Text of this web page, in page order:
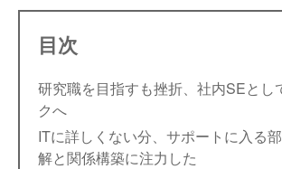
目次
研究職を目指すも挫折、社内SEとし
クへ
ITに詳しくない分、サポートに入る
解と関係構築に注力した